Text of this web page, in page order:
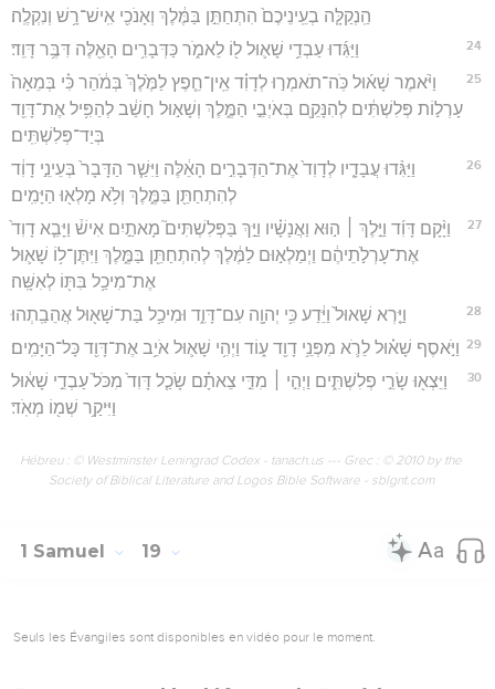
הַֽנְקַלָּ֤ה בְעֵֽינֵיכֶם֙ הִתְחַתֵּ֣ן בַּמֶּ֔לֶךְ וְאָנֹכִ֖י אִֽישׁ־רָ֥שׁ וְנִקְלֶֽה׃
24 וַיַּגִּ֜דוּ עַבְדֵ֥י שָׁא֛וּל ל֖וֹ לֵאמֹ֑ר כַּדְּבָרִ֥ים הָאֵ֖לֶּה דִּבֶּ֥ר דָּוִֽד׃
25
וַיֹּ֨אמֶר שָׁא֜וּל כֹּֽה־תֹאמְר֣וּ לְדָוִ֗ד אֵֽין־חֵ֤פֶץ לַמֶּ֙לֶךְ֙ בְּמֹ֔הַר כִּ֗י בְּמֵאָה֙
עָרְל֣וֹת פְּלִשְׁתִּ֔ים לְהִנָּקֵ֖ם בְּאֹיְבֵ֣י הַמֶּ֑לֶךְ וְשָׁא֣וּל חָשַׁ֔ב לְהַפִּ֥יל אֶת־דָּוִ֖ד
בְּיַד־פְּלִשְׁתִּֽים׃
26
וַיַּגִּ֨דוּ עֲבָדָ֤יו לְדָוִד֙ אֶת־הַדְּבָרִ֣ים הָאֵ֔לֶּה וַיִּשַׁ֤ר הַדָּבָר֙ בְּעֵינֵ֣י דָוִ֔ד
לְהִתְחַתֵּ֖ן בַּמֶּ֑לֶךְ וְלֹ֥א מָלְא֖וּ הַיָּמִֽים׃
27
וַיָּ֨קָם דָּוִ֜ד וַיֵּ֣לֶךְ ׀ ה֣וּא וַאֲנָשָׁ֗יו וַיַּ֣ךְ בַּפְּלִשְׁתִּים֮ מָאתַ֣יִם אִישׁ֒ וַיָּבֵ֤א דָוִד֙
אֶת־עָרְלֹ֣תֵיהֶ֔ם וַיְמַלְא֣וּם לַמֶּ֔לֶךְ לְהִתְחַתֵּ֖ן בַּמֶּ֑לֶךְ וַיִּתֶּן־ל֥וֹ שָׁא֛וּל
אֶת־מִיכַ֥ל בִּתּ֖וֹ לְאִשָּֽׁה׃
28 וַיַּ֤רְא שָׁאוּל֙ וַיֵּ֔דַע כִּ֥י יְהוָ֖ה עִם־דָּוִ֑ד וּמִיכַ֥ל בַּת־שָׁא֖וּל אֲהֵבַֽתְהוּ׃
29 וַיֹּ֣אסֶף שָׁא֗וּל לֵרֹ֛א מִפְּנֵ֥י דָוִ֖ד ע֑וֹד וַיְהִ֥י שָׁא֛וּל אֹיֵ֥ב אֶת־דָּוִ֖ד כָּל־הַיָּמִֽים׃
30
וַיֵּצְא֖וּ שָׂרֵ֣י פְלִשְׁתִּ֑ים וַיְהִ֣י ׀ מִדֵּ֣י צֵאתָ֗ם שָׂכַ֤ל דָּוִד֙ מִכֹּל֙ עַבְדֵ֣י שָׁא֔וּל
וַיִּיקַ֥ר שְׁמ֖וֹ מְאֹֽד׃
Hébreu : © Westminster Leningrad Codex - tanach.us --- Grec : © 2010 by the
Society of Biblical Literature and Logos Bible Software - sblgnt.com
1 Samuel 19
Seuls les Évangiles sont disponibles en vidéo pour le moment.